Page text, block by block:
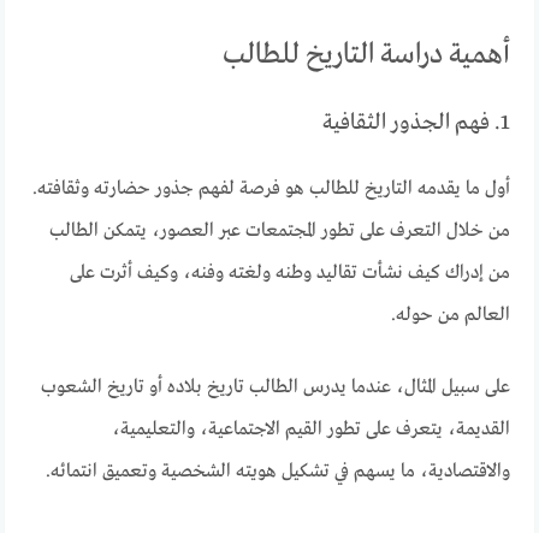
أهمية دراسة التاريخ للطالب
1. فهم الجذور الثقافية
أول ما يقدمه التاريخ للطالب هو فرصة لفهم جذور حضارته وثقافته.
من خلال التعرف على تطور المجتمعات عبر العصور، يتمكن الطالب
من إدراك كيف نشأت تقاليد وطنه ولغته وفنه، وكيف أثرت على
العالم من حوله.
على سبيل المثال، عندما يدرس الطالب تاريخ بلاده أو تاريخ الشعوب
القديمة، يتعرف على تطور القيم الاجتماعية، والتعليمية،
والاقتصادية، ما يسهم في تشكيل هويته الشخصية وتعميق انتمائه.